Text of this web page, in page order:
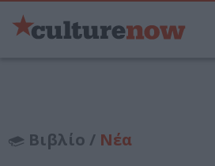
Βιβλίο / Νέα